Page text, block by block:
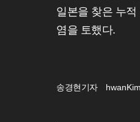
일본을 찾은 누적
염을 토했다.
송경현기자